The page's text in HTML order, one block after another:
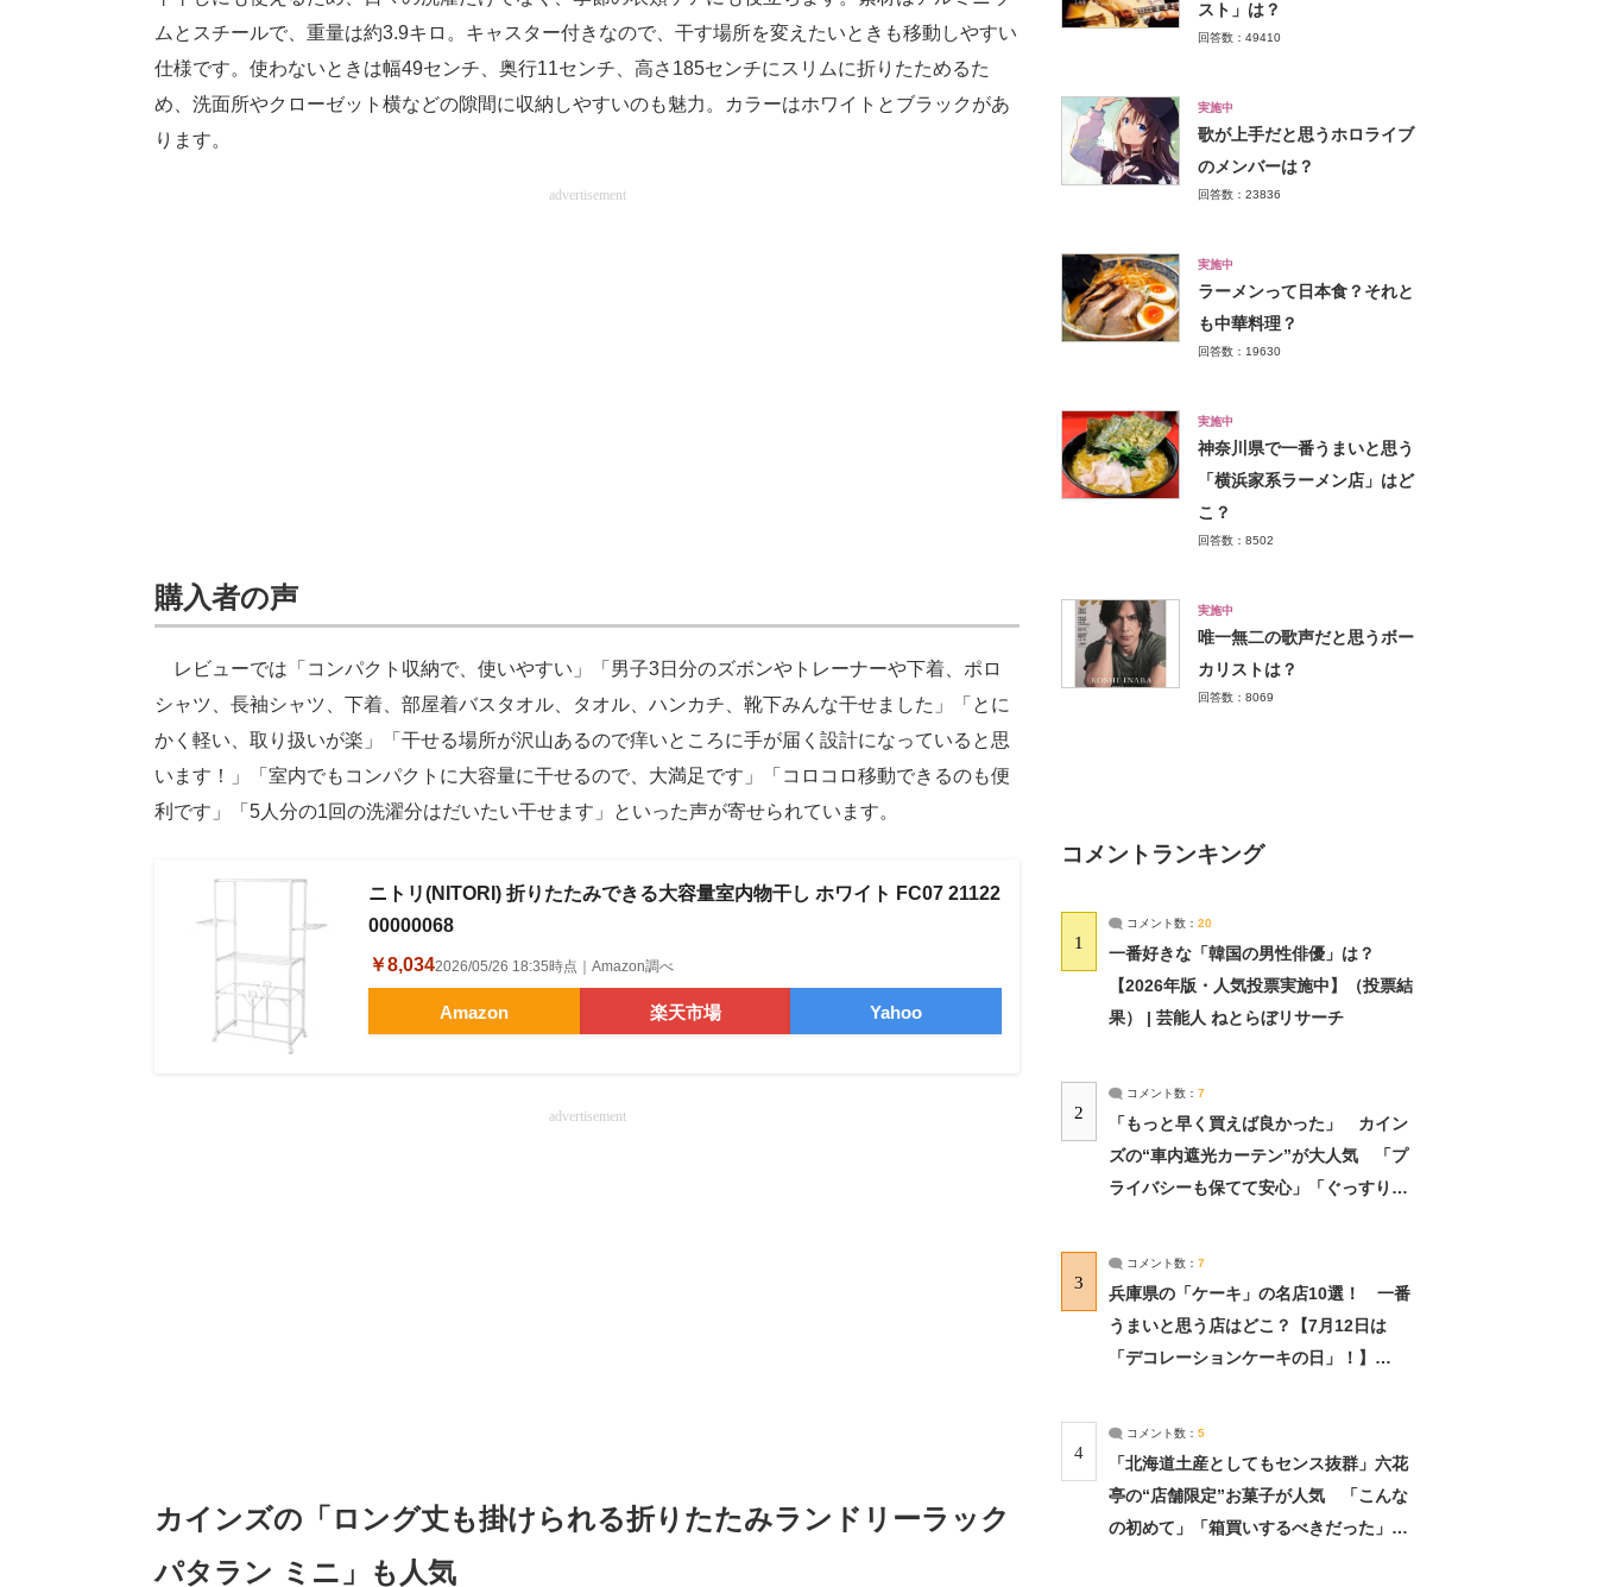
ムとスチールで、重量は約3.9キロ。キャスター付きなので、干す場所を変えたいときも移動しやすい
仕様です。使わないときは幅49センチ、奥行11センチ、高さ185センチにスリムに折りたためるた
め、洗面所やクローゼット横などの隙間に収納しやすいのも魅力。カラーはホワイトとブラックがあ
ります。
advertisement
購入者の声
レビューでは「コンパクト収納で、使いやすい」「男子3日分のズボンやトレーナーや下着、ポロ
シャツ、長袖シャツ、下着、部屋着バスタオル、タオル、ハンカチ、靴下みんな干せました」「とに
かく軽い、取り扱いが楽」「干せる場所が沢山あるので痒いところに手が届く設計になっていると思
います！」「室内でもコンパクトに大容量に干せるので、大満足です」「コロコロ移動できるのも便
利です」「5人分の1回の洗濯分はだいたい干せます」といった声が寄せられています。
ニトリ(NITORI) 折りたたみできる大容量室内物干し ホワイト FC07 21122
00000068
￥8,0342026/05/26 18:35時点｜Amazon調べ
Amazon 楽天市場 Yahoo
advertisement
カインズの「ロング丈も掛けられる折りたたみランドリーラック
パタラン ミニ」も人気
スト」は？
回答数：49410
実施中
歌が上手だと思うホロライブ
のメンバーは？
回答数：23836
実施中
ラーメンって日本食？それと
も中華料理？
回答数：19630
実施中
神奈川県で一番うまいと思う
「横浜家系ラーメン店」はど
こ？
回答数：8502
実施中
唯一無二の歌声だと思うボー
カリストは？
回答数：8069
コメントランキング
1
コメント数： 20
一番好きな「韓国の男性俳優」は？
【2026年版・人気投票実施中】（投票結
果） | 芸能人 ねとらぼリサーチ
2
コメント数： 7
「もっと早く買えば良かった」 カイン
ズの“車内遮光カーテン”が大人気 「プ
ライバシーも保てて安心」「ぐっすり眠
3
コメント数： 7
兵庫県の「ケーキ」の名店10選！ 一番
うまいと思う店はどこ？【7月12日は
「デコレーションケーキの日」！】
4
コメント数： 5
「北海道土産としてもセンス抜群」六花
亭の“店舗限定”お菓子が人気 「こんな
の初めて」「箱買いするべきだった」